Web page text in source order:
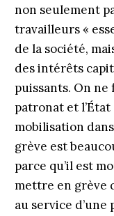
non seulement
travailleurs «
de la société,
des intérêts
puissants. On ne
patronat et
mobilisation
grève est
parce qu’il est
mettre en grève
au service